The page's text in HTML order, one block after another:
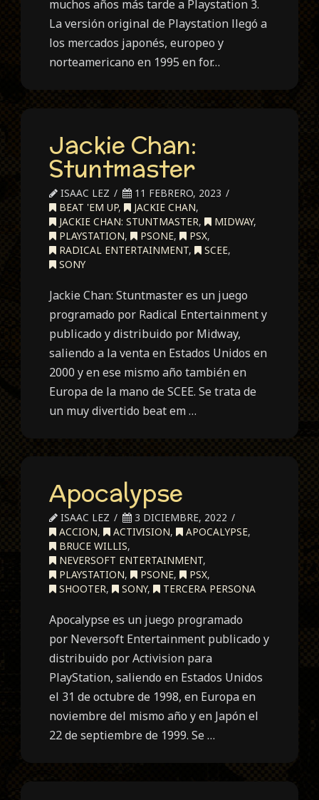
muchos años más tarde a Playstation 3.
La versión original de Playstation llegó a
los mercados japonés, europeo y
norteamericano en 1995 en for…
Jackie Chan:
Stuntmaster
ISAAC LEZ
11 FEBRERO, 2023
BEAT 'EM UP, JACKIE CHAN,
JACKIE CHAN: STUNTMASTER, MIDWAY,
PLAYSTATION, PSONE, PSX,
RADICAL ENTERTAINMENT, SCEE,
SONY
Jackie Chan: Stuntmaster es un juego
programado por Radical Entertainment y
publicado y distribuido por Midway,
saliendo a la venta en Estados Unidos en
2000 y en ese mismo año también en
Europa de la mano de SCEE. Se trata de
un muy divertido beat em …
Apocalypse
ISAAC LEZ
3 DICIEMBRE, 2022
ACCION, ACTIVISION, APOCALYPSE,
BRUCE WILLIS,
NEVERSOFT ENTERTAINMENT,
PLAYSTATION, PSONE, PSX,
SHOOTER, SONY, TERCERA PERSONA
Apocalypse es un juego programado
por Neversoft Entertainment publicado y
distribuido por Activision para
PlayStation, saliendo en Estados Unidos
el 31 de octubre de 1998, en Europa en
noviembre del mismo año y en Japón el
22 de septiembre de 1999. Se …